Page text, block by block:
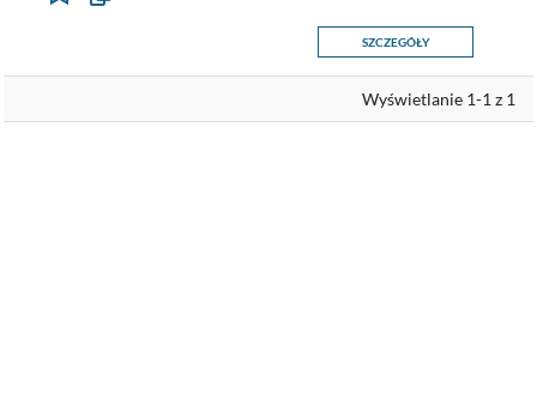
Kopiuj
SZCZEGÓŁY
Wyświetlanie 1-1 z 1